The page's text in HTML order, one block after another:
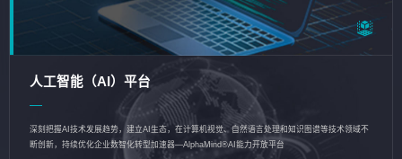
人工智能（AI）平台
深刻把握AI技术发展趋势，建立AI生态，在计算机视觉、自然语言处理和知识图谱等技术领域不
断创新，持续优化企业数智化转型加速器—AlphaMind®AI能力开放平台